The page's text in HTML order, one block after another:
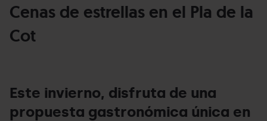
Cenas de estrellas en el Pla de la
Cot
Este invierno, disfruta de una
propuesta gastronómica única en